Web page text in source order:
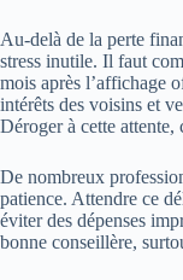
Au-delà de la perte
stress inutile. Il faut
mois après l’affichage
intérêts des voisins et
Déroger à cette attente,
De nombreux
patience. Attendre ce
éviter des dépenses
bonne conseillère,